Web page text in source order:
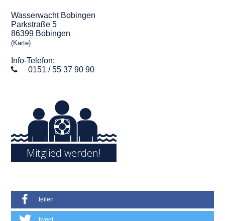
Wasserwacht Bobingen
Parkstraße 5
86399 Bobingen
(Karte)
Info-Telefon:
0151 / 55 37 90 90
Mitglied werden!
teilen